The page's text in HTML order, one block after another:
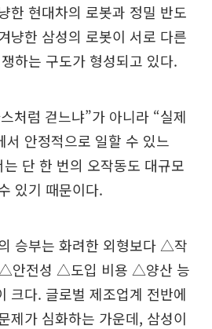
한 현대차의 로봇과 정밀 반도
냥한 삼성의 로봇이 서로 다른
하는 구도가 형성되고 있다.
처럼 걷느냐”가 아니라 “실제
서 안정적으로 일할 수 있느
단 한 번의 오작동도 대규모
있기 때문이다.
승부는 화려한 외형보다 △작
안전성 △도입 비용 △양산 능
크다. 글로벌 제조업계 전반에
제가 심화하는 가운데, 삼성이